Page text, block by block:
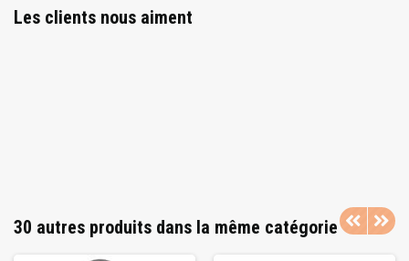
Les clients nous aiment
30 autres produits dans la même catégorie